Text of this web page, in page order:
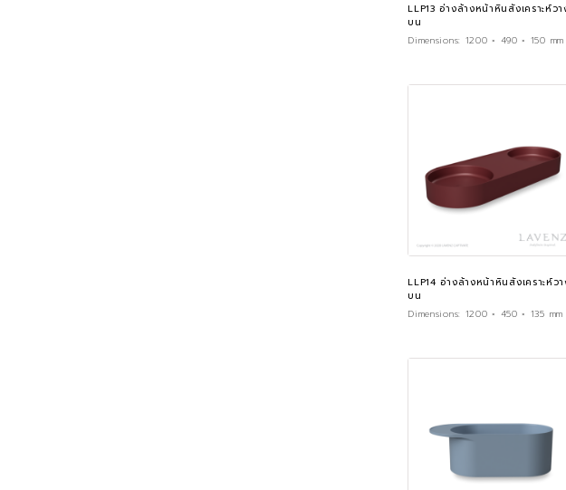
LLP13 อ่างล้างหน้าหินสังเคราะห์วา
บน
Dimensions: 1200 × 490 × 150 mm
LLP14 อ่างล้างหน้าหินสังเคราะห์วา
บน
Dimensions: 1200 × 450 × 135 mm